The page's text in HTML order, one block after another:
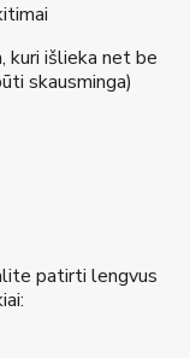
kuri išlieka net be
skausminga)
patirti lengvus